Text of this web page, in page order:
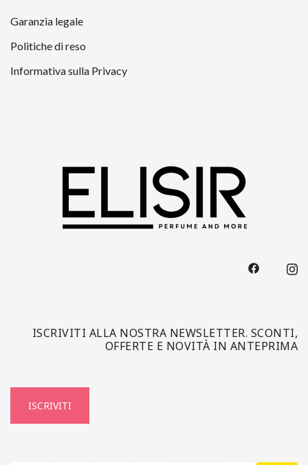
Garanzia legale
Politiche di reso
Informativa sulla Privacy
ISCRIVITI ALLA NOSTRA NEWSLETTER. SCONTI,
OFFERTE E NOVITÀ IN ANTEPRIMA
ISCRIVITI